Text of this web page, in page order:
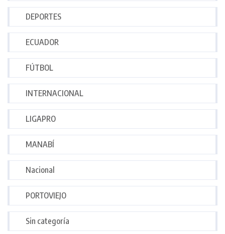
DEPORTES
ECUADOR
FÚTBOL
INTERNACIONAL
LIGAPRO
MANABÍ
Nacional
PORTOVIEJO
Sin categoría